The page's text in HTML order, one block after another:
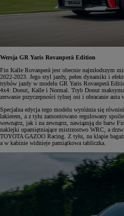
Wersja GR Yaris Rovanperä Edition
Fin Kalle Rovanperä jest obecnie najmłodszym
2022-2023. Jego styl jazdy, pełen dynamiki i
trybów jazdy w modelu GR Yaris Rovanperä
4x4: Donut, Kalle i Normal. Tryb Donut
zerwanie przyczepności tylnej osi i obracanie auta
Specjalna edycja tego modelu wyróżnia się
lakierem, a z tyłu zamontowano regulowany
wewnątrz, jak i na zewnątrz, nawiązują do barw
naklejki upamiętniające mistrzostwo WRC, a
TOYOTA GAZOO Racing. Z tyłu, na klapie
a w kabinie widnieje pamiątkowa tabliczka.